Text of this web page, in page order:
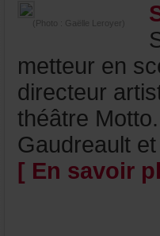
(Photo:GaëlleLeroyer)